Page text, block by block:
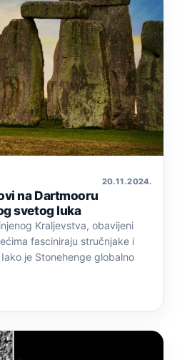
20. 11. 2024.
na Dartmooru
svetog luka
Kraljevstva, obavijeni
fasciniraju stručnjake i
je Stonehenge globalno